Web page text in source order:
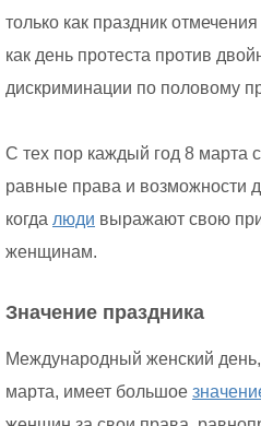
только как праздник
как день протеста против
дискриминации по половому
С тех пор каждый год 8 марта
равные права и возможности
когда люди выражают свою
женщинам.
Значение праздника
Международный женский
марта, имеет большое